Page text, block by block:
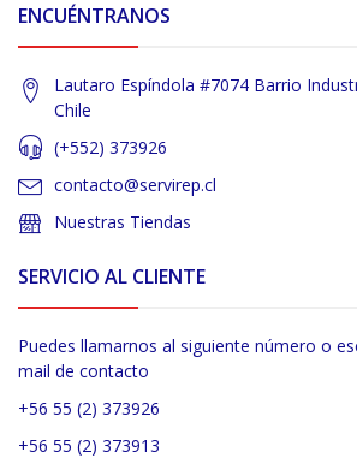
ENCUÉNTRANOS
Lautaro Espíndola #7074 Barrio
Chile
(+552) 373926
contacto@servirep.cl
Nuestras Tiendas
SERVICIO AL CLIENTE
Puedes llamarnos al siguiente número o
mail de contacto
+56 55 (2) 373926
+56 55 (2) 373913